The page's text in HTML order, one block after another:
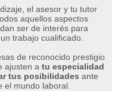
el asesor y tu tutor
aquellos aspectos
ser de interés para
trabajo cualificado.
de reconocido prestigio
ajusten a tu especialidad
tus posibilidades ante
el mundo laboral.